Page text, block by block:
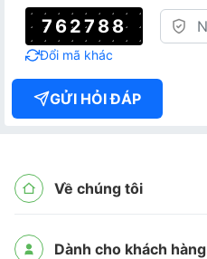
762788
Đổi mã khác
GỬI HỎI ĐÁP
Về chúng tôi
Dành cho khách hàng